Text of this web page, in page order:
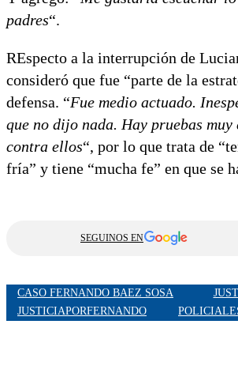
padres“.
REspecto a la interrupción de
consideró que fue “parte de la
defensa. “Fue medio actuado.
que no dijo nada. Hay pruebas muy
contra ellos“, por lo que trata de
fría” y tiene “mucha fe” en que se
SEGUINOS EN
CASO FERNANDO BAEZ SOSA
JUSTICIAPORFERNANDO